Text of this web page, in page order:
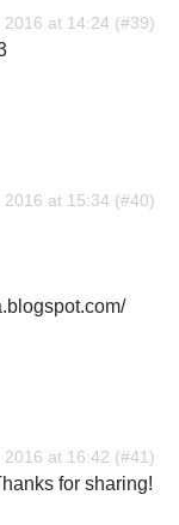
2016 at 14:24
2016 at 15:34
2016 at 16:42
for sharing!